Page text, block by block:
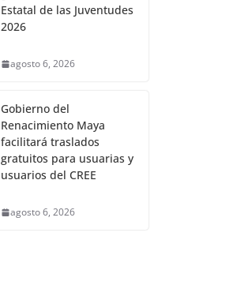
Estatal de las Juventudes
2026
agosto 6, 2026
Gobierno del
Renacimiento Maya
facilitará traslados
gratuitos para usuarias y
usuarios del CREE
agosto 6, 2026